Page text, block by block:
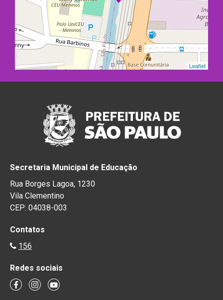
Leaflet
Secretaria Municipal de Educação
Rua Borges Lagoa, 1230
Vila Clementino
CEP: 04038-003
Contatos
156
Redes sociais